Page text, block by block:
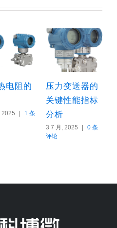
压力变送器的
关键性能指标
分析
0 条
HART-IP的
议简介